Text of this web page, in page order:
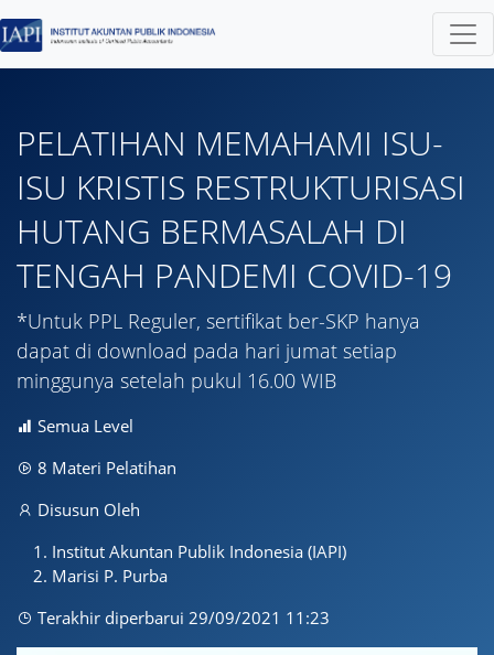
PELATIHAN MEMAHAMI ISU-
ISU KRISTIS RESTRUKTURISASI
HUTANG BERMASALAH DI
TENGAH PANDEMI COVID-19
*Untuk PPL Reguler, sertifikat ber-SKP hanya
dapat di download pada hari jumat setiap
minggunya setelah pukul 16.00 WIB
Semua Level
8 Materi Pelatihan
Disusun Oleh
Institut Akuntan Publik Indonesia (IAPI)
Marisi P. Purba
Terakhir diperbarui 29/09/2021 11:23